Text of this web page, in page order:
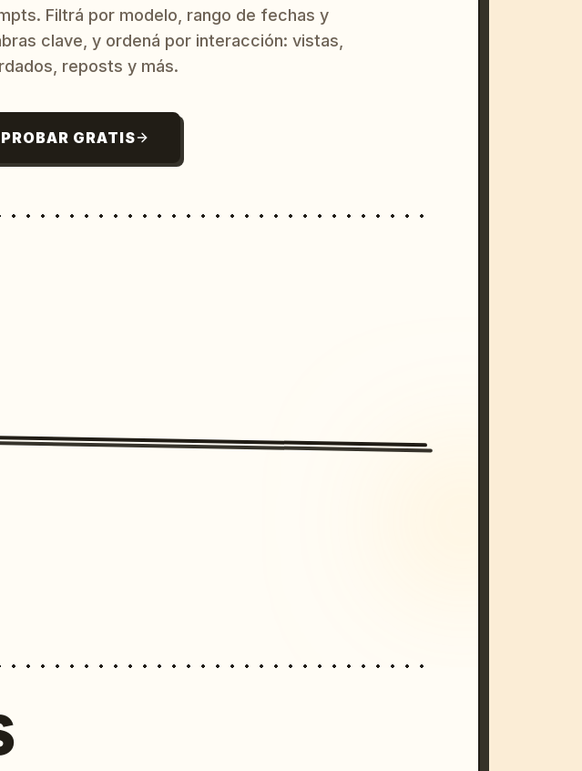
Filtrá por modelo, rango de fechas y
clave, y ordená por interacción: vistas,
reposts y más.
PROBAR GRATIS